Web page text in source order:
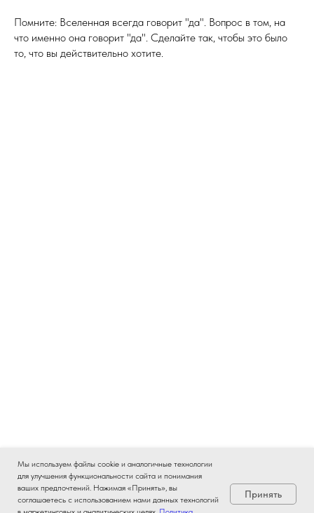
Помните: Вселенная всегда говорит "да". Вопрос в том, на
что именно она говорит "да". Сделайте так, чтобы это было
то, что вы действительно хотите.
Мы используем файлы cookie и аналогичные технологии
для улучшения функциональности сайта и понимания
ваших предпочтений. Нажимая «Принять», вы
соглашаетесь с использованием нами данных технологий
Принять